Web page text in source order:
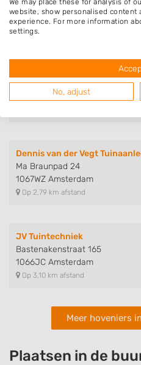
1067WZ Amsterdam
Op 2,63 km afstand
Ma Braunpad 1
1067WZ Amsterdam
Dennis van der Vegt
Ma Braunpad 24
1067WZ Amsterdam
Op 2,79 km afstand
JV Tuintechniek
Bastenakenstraat 165
1066JC Amsterdam
Op 3,10 km afstand
Meer hoveniers
Plaatsen in de
website, show personalised content
experience. For more information
settings.
No, adjust